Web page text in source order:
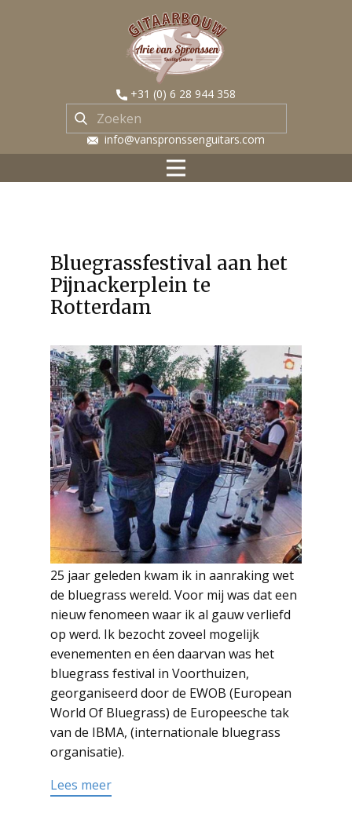
​+31 (0) 6 28 944 358
​ info@vanspronssenguitars.com
Bluegrassfestival aan het
Pijnackerplein te
Rotterdam
25 jaar geleden kwam ik in aanraking wet
de bluegrass wereld. Voor mij was dat een
nieuw fenomeen waar ik al gauw verliefd
op werd. Ik bezocht zoveel mogelijk
evenementen en éen daarvan was het
bluegrass festival in Voorthuizen,
georganiseerd door de EWOB (European
World Of Bluegrass) de Europeesche tak
van de IBMA, (internationale bluegrass
organisatie).
Lees meer